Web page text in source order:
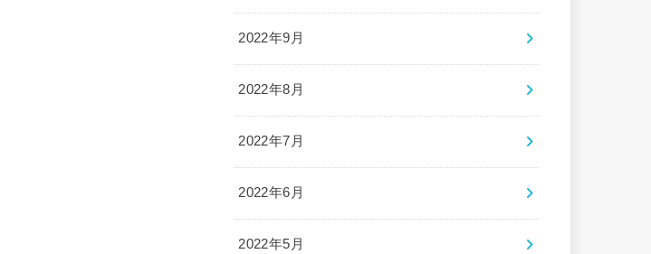
2022年9月
2022年8月
2022年7月
2022年6月
2022年5月